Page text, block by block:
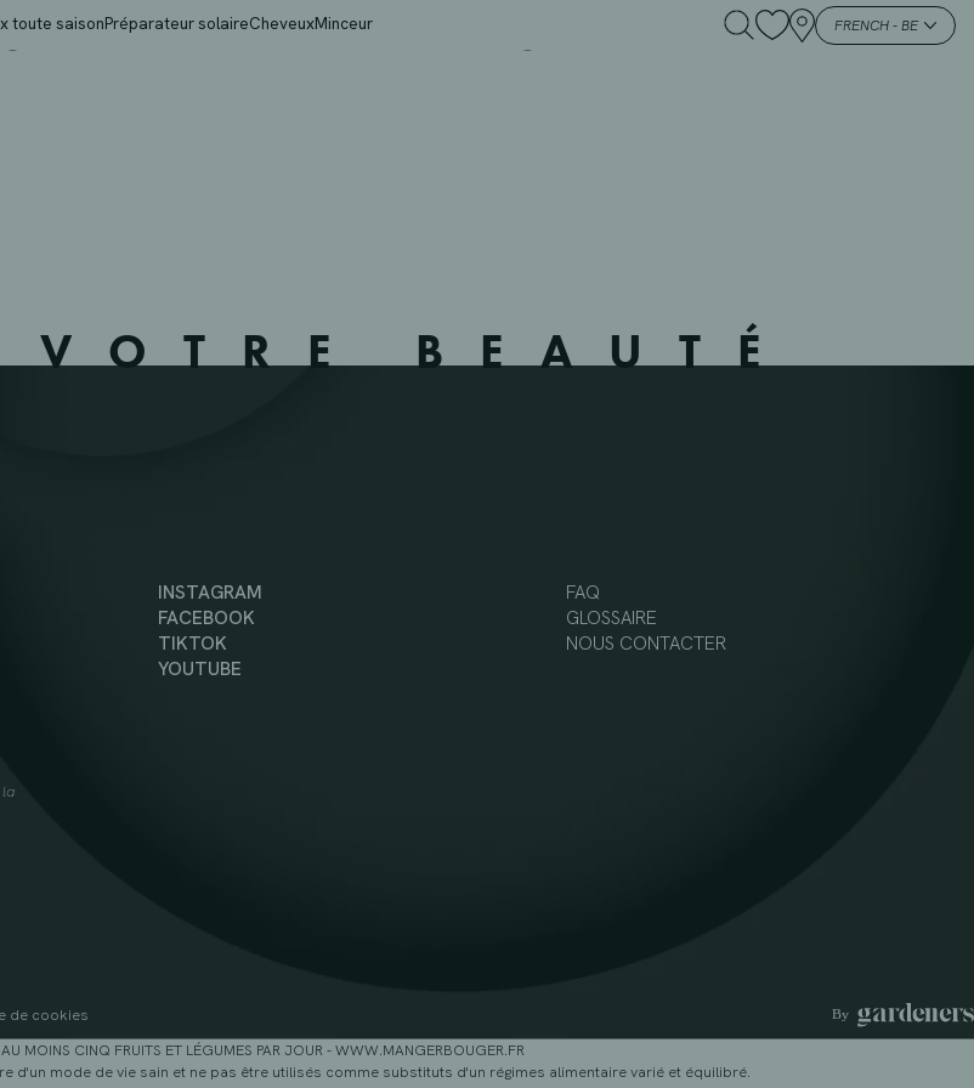
toute saisonPréparateur solaireCheveuxMinceur FRENCH - BE
– 823202 – VIELSALM – –
BEAUTÉ
la
INSTAGRAM
FACEBOOK
TIKTOK
YOUTUBE
FAQ
GLOSSAIRE
NOUS CONTACTER
de cookies
AU MOINS CINQ FRUITS ET LÉGUMES PAR JOUR - WWW.MANGERBOUGER.FR
d'un mode de vie sain et ne pas être utilisés comme substituts d'un régimes alimentaire varié et équilibré.